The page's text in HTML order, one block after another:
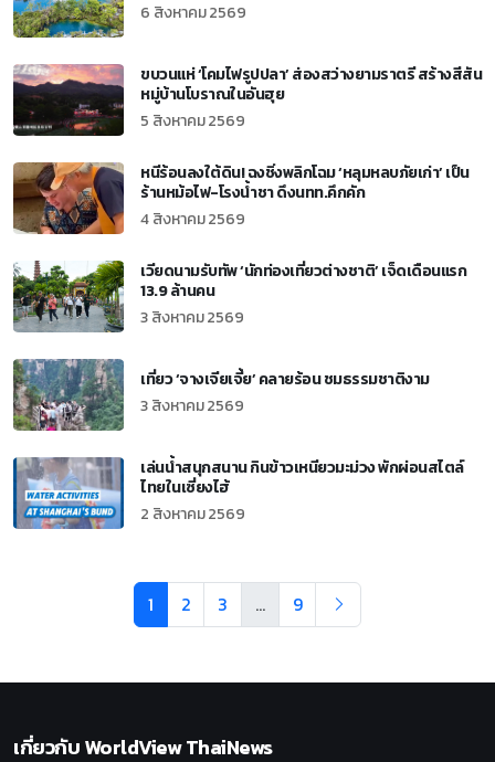
6 สิงหาคม 2569
ขบวนแห่ ‘โคมไฟรูปปลา’ ส่องสว่างยามราตรี สร้างสีสัน
หมู่บ้านโบราณในอันฮุย
5 สิงหาคม 2569
หนีร้อนลงใต้ดิน! ฉงชิ่งพลิกโฉม ‘หลุมหลบภัยเก่า’ เป็น
ร้านหม้อไฟ-โรงน้ำชา ดึงนทท.คึกคัก
4 สิงหาคม 2569
เวียดนามรับทัพ ‘นักท่องเที่ยวต่างชาติ’ เจ็ดเดือนแรก
13.9 ล้านคน
3 สิงหาคม 2569
เที่ยว ‘จางเจียเจี้ย’ คลายร้อน ชมธรรมชาติงาม
3 สิงหาคม 2569
เล่นน้ำสนุกสนาน กินข้าวเหนียวมะม่วง พักผ่อนสไตล์
ไทยในเซี่ยงไฮ้
2 สิงหาคม 2569
1 2 3 ... 9
เกี่ยวกับWorldView ThaiNews